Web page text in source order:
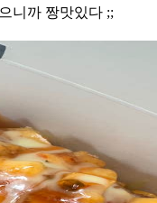
니까 짱맛있다 ;;